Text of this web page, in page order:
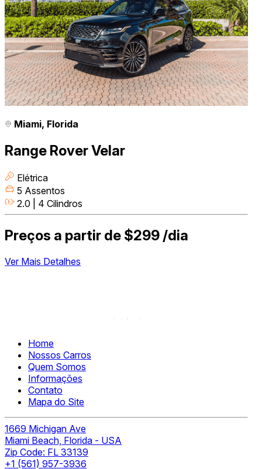
Miami, Florida
Range Rover Velar
Elétrica
5 Assentos
2.0 | 4 Cilindros
Preços a partir de $299 /dia
Ver Mais Detalhes
Home
Nossos Carros
Quem Somos
Informações
Contato
Mapa do Site
1669 Michigan Ave
Miami Beach, Florida - USA
Zip Code: FL 33139
+1 (561) 957-3936